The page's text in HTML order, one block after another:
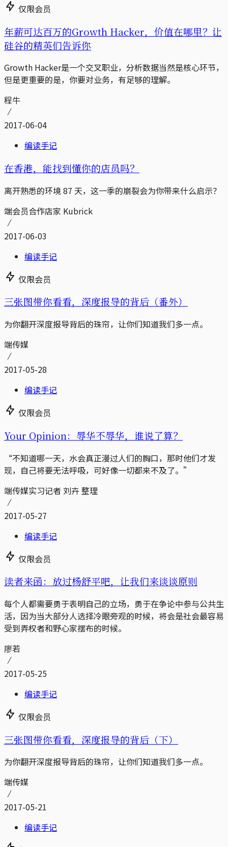
仅限会员
年薪可达百万的Growth Hacker，价值在哪里？让
硅谷的精英们告诉你
Growth Hacker是一个交叉职业，分析数据当然是核心环节，
但是更重要的是，你要对业务，有足够的理解。
程牛
2017-06-04
编读手记
在香港，能找到懂你的店员吗？
离开熟悉的环境 87 天，这一季的崩裂会为你带来什么启示？
端会员合作店家 Kubrick
2017-06-03
编读手记
仅限会员
三张图带你看看，深度报导的背后（番外）
为你翻开深度报导背后的珠帘，让你们知道我们多一点。
端传媒
2017-05-28
编读手记
仅限会员
Your Opinion：辱华不辱华，谁说了算？
“不知道哪一天，水会真正漫过人们的胸口，那时他们才发
现，自己将要无法呼吸，可好像一切都来不及了。”
端传媒实习记者 刘卉 整理
2017-05-27
编读手记
仅限会员
读者来函：放过杨舒平吧，让我们来谈谈原则
每个人都需要勇于表明自己的立场，勇于在争论中参与公共生
活，因为当大部分人选择冷眼旁观的时候，将会是社会最容易
受到弄权者和野心家摆布的时候。
廖若
2017-05-25
编读手记
仅限会员
三张图带你看看，深度报导的背后（下）
为你翻开深度报导背后的珠帘，让你们知道我们多一点。
端传媒
2017-05-21
编读手记